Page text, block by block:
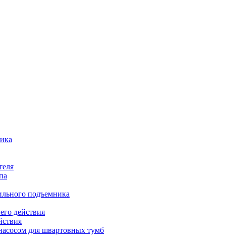
подъемника
действия
для швартовных тумб